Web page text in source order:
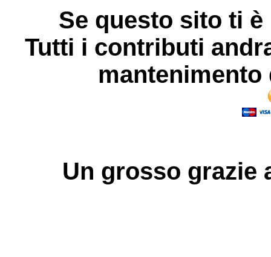
Se questo sito ti
Tutti i contributi
Un grosso grazie